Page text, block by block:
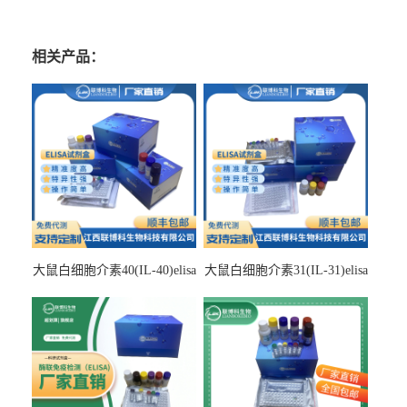
相关产品：
大鼠白细胞介素40(IL-40)elisa
大鼠白细胞介素31(IL-31)elisa